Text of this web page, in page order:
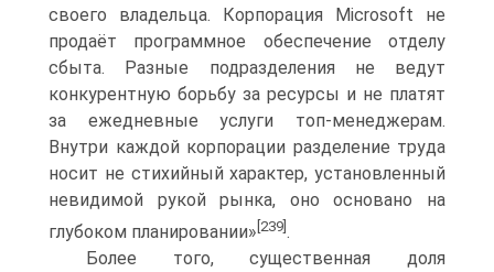
своего владельца. Корпорация Microsoft не
продаёт программное обеспечение отделу
сбыта. Разные подразделения не ведут
конкурентную борьбу за ресурсы и не платят
за ежедневные услуги топ-менеджерам.
Внутри каждой корпорации разделение труда
носит не стихийный характер, установленный
невидимой рукой рынка, оно основано на
глубоком планировании» [239].
Более того, существенная доля